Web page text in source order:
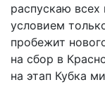
распускаю
условием
пробежит
на сбор в
на этап Кубка